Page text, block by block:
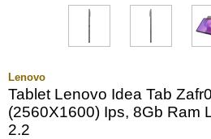
Lenovo
Tablet Lenovo Idea Tab
(2560X1600) Ips, 8Gb Ram
2.2